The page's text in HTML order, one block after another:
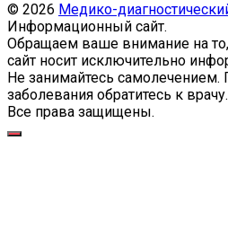
© 2026 Медико-
Информационный сайт.
Обращаем ваше внимание на
сайт носит исключительно
Не занимайтесь
заболевания обратитесь к врачу.
Все права защищены.